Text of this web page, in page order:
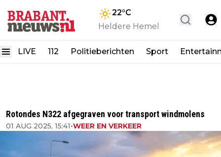
22°C
Heldere Hemel
LIVE 112 Politieberichten Sport
Rotondes N322 afgegraven voor transport windmolens
01 AUG 2025, 15:41•WEER EN VERKEER